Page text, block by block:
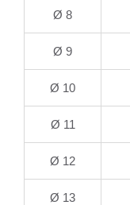
Ø 8
Ø 9
Ø 10
Ø 11
Ø 12
Ø 13